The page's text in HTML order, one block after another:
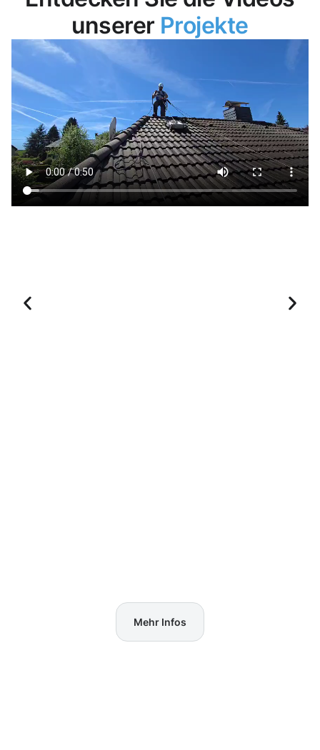
unserer Projekte
Mehr Infos